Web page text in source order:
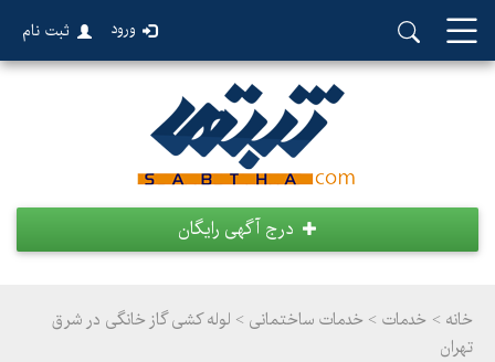
ورود ثبت نام
درج آگهی رایگان
خانه > خدمات > خدمات ساختمانی > لوله کشی گاز خانگی در شرق
تهران